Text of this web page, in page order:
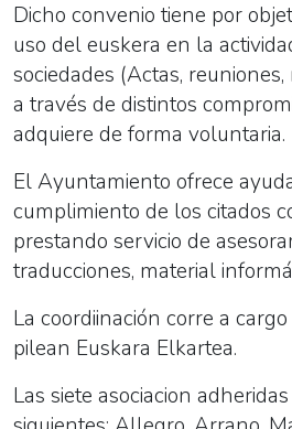
Dicho convenio tiene por
uso del euskera en la
sociedades (Actas, reuniones,
a través de distintos
adquiere de forma voluntaria.
El Ayuntamiento ofrece
cumplimiento de los citados
prestando servicio de
traducciones, material
La coordiinación corre a
pilean Euskara Elkartea.
Las siete asociacion